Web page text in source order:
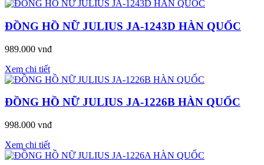
ĐỒNG HỒ NỮ JULIUS JA-1243D HÀN QUỐC
989.000 vnđ
Xem chi tiết
ĐỒNG HỒ NỮ JULIUS JA-1226B HÀN QUỐC
998.000 vnđ
Xem chi tiết